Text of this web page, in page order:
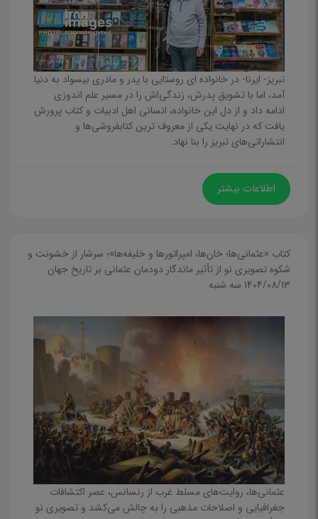
تبریز- ایرنا- در خانواده ای روستایی با پدر و مادری بیسواد به دنیا
آمد، اما با تشویق پدرش، زندگی‌اش را در مسیر علم اندوزی
ادامه داد و از دل این خانواده، انسانی اهل ادبیات و کتاب پرورش
یافت که در نهایت یکی از معروف ترین کتابفروشی‌ها و
انتشاراتی‌های تبریز را بنا نهاد.
اطلاعات بیشتر
کتاب «عثمانی‌ها؛ خان‌ها، امپراتورها و خلیفه‌ها»؛ سرشار از خشونت و
شکوه تصویری نو از تأثیر ماندگار دودمان عثمانی بر تاریخ جهان
1404/08/13 سه شنبه
عثمانی‌ها، روایت‌های مسلط غرب از رنسانس، عصر اکتشافات
جغرافیایی و اصلاحات مذهبی را به چالش می‌کشد و تصویری نو